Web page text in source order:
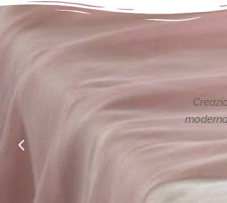
reinterpretata in chiave
alle richieste di noi mamme.